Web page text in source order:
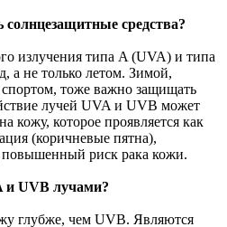
солнцезащитные средства?
излучения типа A (UVA) и типа
а не только летом. Зимой,
тоже важно защищать
лучей UVA и UVB может
кожу, которое проявляется как
(коричневые пятна),
повышенный риск рака кожи.
и UVB лучами?
глубже, чем UVB. Являются